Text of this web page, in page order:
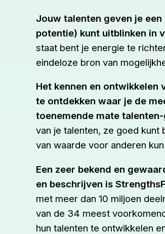
Jouw talenten geven je
potentie) kunt uitblinken in
staat bent je energie te
eindeloze bron van
Het kennen en
te ontdekken waar je de
toenemende mate
van je talenten, ze goed kunt
van waarde voor anderen
Een zeer bekend en
en beschrijven is
met meer dan 10 miljoen
van de 34 meest
hun talenten te ontwikkelen